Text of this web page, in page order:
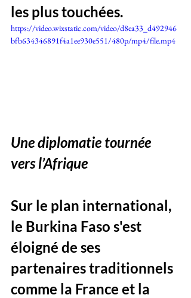
les plus touchées.
https://video.wixstatic.com/video/d8ea33_d492946
bfb634346891f4a1ee930e551/480p/mp4/file.mp4
Une diplomatie tournée
vers l’Afrique
Sur le plan international,
le Burkina Faso s'est
éloigné de ses
partenaires traditionnels
comme la France et la